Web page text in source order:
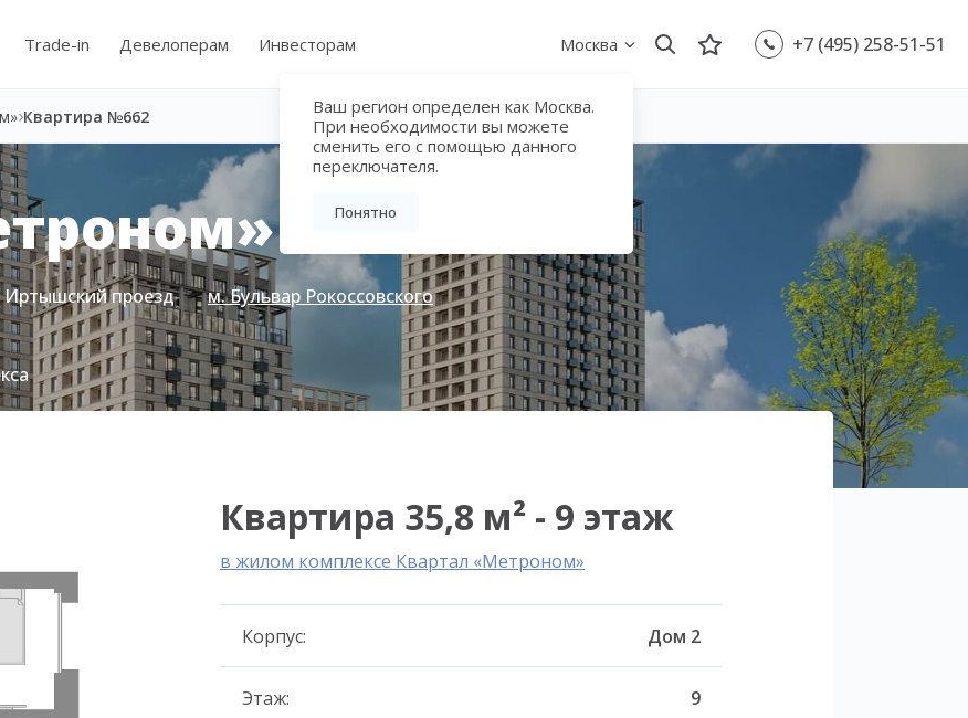
Trade-in Девелоперам Инвесторам Москва
Ваш регион определен как Москва.
При необходимости вы можете
сменить его с помощью данного
переключателя.
Понятно
+7 (495) 258-51-51
Квартира №662
Иртышский проезд м. Бульвар Рокоссовского
Квартира 35,8 м² - 9 этаж
в жилом комплексе Квартал «Метроном»
Корпус: Дом 2
Этаж: 9